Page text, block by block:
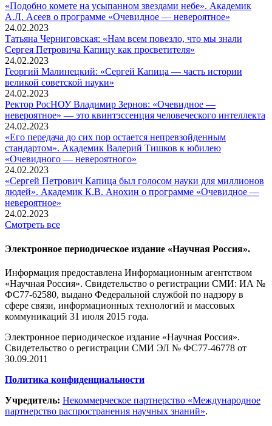
«Подобно комете на усыпанном звездами небе». Академик
А.Л. Асеев о программе «Очевидное — невероятное»
24.02.2023
Татьяна Черниговская: «Нам всем повезло, что мы знали
Сергея Петровича Капицу как просветителя»
24.02.2023
Георгий Малинецкий: «Сергей Капица — часть истории
великой советской науки»
24.02.2023
Ректор РосНОУ Владимир Зернов: «Очевидное —
невероятное» — это квинтэссенция человеческого интеллекта
24.02.2023
«Его передача до сих пор остается непревзойденным
стандартом». Академик Валерий Тишков к юбилею
«Очевидного — невероятного»
24.02.2023
«Сергей Петрович Капица был голосом науки для миллионов
людей». Академик К.В. Анохин о программе «Очевидное —
невероятное»
24.02.2023
Смотреть все
Электронное периодическое издание «Научная Россия».
Информация предоставлена Информационным агентством
«Научная Россия». Свидетельство о регистрации СМИ: ИА №
ФС77-62580, выдано Федеральной службой по надзору в
сфере связи, информационных технологий и массовых
коммуникаций 31 июля 2015 года.
Электронное периодическое издание «Научная Россия».
Свидетельство о регистрации СМИ ЭЛ № ФС77-46778 от
30.09.2011
Политика конфиденциальности
Учредитель: Некоммерческое партнерство «Международное
партнерство распространения научных знаний».